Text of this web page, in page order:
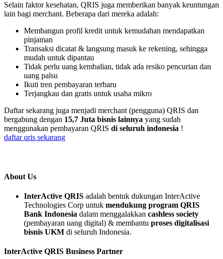
Selain faktor kesehatan, QRIS juga memberikan banyak keuntungan
lain bagi merchant. Beberapa dari mereka adalah:
Membangun profil kredit untuk kemudahan mendapatkan
pinjaman
Transaksi dicatat & langsung masuk ke rekening, sehingga
mudah untuk dipantau
Tidak perlu uang kembalian, tidak ada resiko pencurian dan
uang palsu
Ikuti tren pembayaran terbaru
Terjangkau dan gratis untuk usaha mikro
Daftar sekarang juga menjadi merchant (pengguna) QRIS dan
bergabung dengan 15,7 Juta bisnis lainnya yang sudah
menggunakan pembayaran QRIS di seluruh indonesia !
daftar qris sekarang
About Us
InterActive QRIS adalah bentuk dukungan InterActive
Technologies Corp untuk mendukung program QRIS
Bank Indonesia dalam menggalakkan cashless society
(pembayaran uang digital) & membantu proses digitalisasi
bisnis UKM di seluruh Indonesia.
InterActive QRIS Business Partner